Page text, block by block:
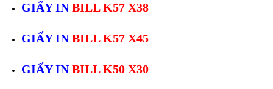
GIẤY INBILL K57 X38
GIẤY INBILL K57 X45
GIẤY INBILL K50 X30